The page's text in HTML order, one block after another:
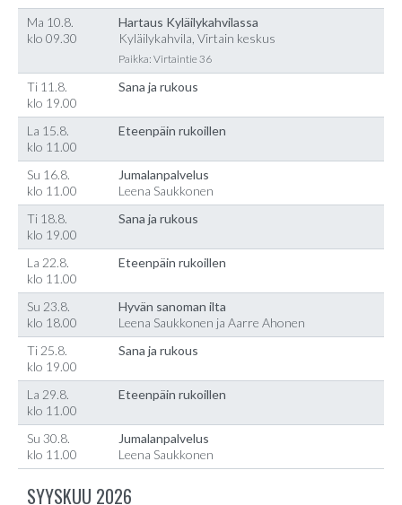
Ma 10.8.
klo 09.30
Hartaus Kyläilykahvilassa
Kyläilykahvila, Virtain keskus
Paikka: Virtaintie 36
Ti 11.8.
klo 19.00
Sana ja rukous
La 15.8.
klo 11.00
Eteenpäin rukoillen
Su 16.8.
klo 11.00
Jumalanpalvelus
Leena Saukkonen
Ti 18.8.
klo 19.00
Sana ja rukous
La 22.8.
klo 11.00
Eteenpäin rukoillen
Su 23.8.
klo 18.00
Hyvän sanoman ilta
Leena Saukkonen ja Aarre Ahonen
Ti 25.8.
klo 19.00
Sana ja rukous
La 29.8.
klo 11.00
Eteenpäin rukoillen
Su 30.8.
klo 11.00
Jumalanpalvelus
Leena Saukkonen
SYYSKUU 2026